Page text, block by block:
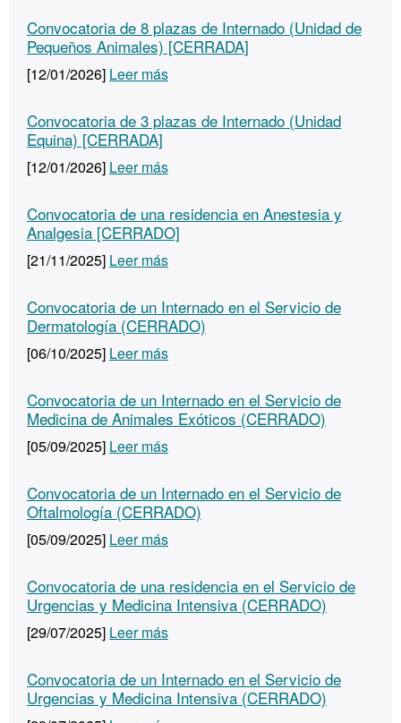
Convocatoria de 8 plazas de Internado (Unidad de
Pequeños Animales) [CERRADA]
[12/01/2026] Leer más
Convocatoria de 3 plazas de Internado (Unidad
Equina) [CERRADA]
[12/01/2026] Leer más
Convocatoria de una residencia en Anestesia y
Analgesia [CERRADO]
[21/11/2025] Leer más
Convocatoria de un Internado en el Servicio de
Dermatología (CERRADO)
[06/10/2025] Leer más
Convocatoria de un Internado en el Servicio de
Medicina de Animales Exóticos (CERRADO)
[05/09/2025] Leer más
Convocatoria de un Internado en el Servicio de
Oftalmología (CERRADO)
[05/09/2025] Leer más
Convocatoria de una residencia en el Servicio de
Urgencias y Medicina Intensiva (CERRADO)
[29/07/2025] Leer más
Convocatoria de un Internado en el Servicio de
Urgencias y Medicina Intensiva (CERRADO)